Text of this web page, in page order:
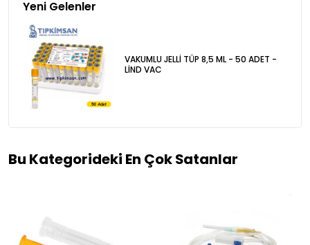
Yeni Gelenler
VAKUMLU JELLİ TÜP 8,5 ML - 50 ADET -
LİND VAC
Bu Kategorideki En Çok Satanlar